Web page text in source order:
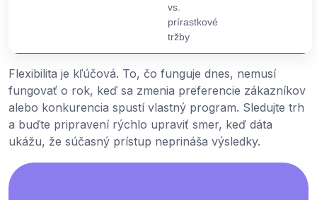
vs.
prírastkové
tržby
Flexibilita je kľúčová. To, čo funguje dnes, nemusí
fungovať o rok, keď sa zmenia preferencie zákazníkov
alebo konkurencia spustí vlastný program. Sledujte trh
a buďte pripravení rýchlo upraviť smer, keď dáta
ukážu, že súčasný prístup neprináša výsledky.